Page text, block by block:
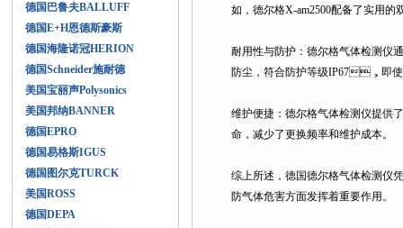
德国巴鲁夫BALLUFF
德国E+H恩德斯豪斯
德国海隆诺冠HERION
德国Schneider施耐德
美国宝丽声Polysonics
美国邦纳BANNER
德国EPRO
德国易格斯IGUS
德国图尔克TURCK
美国ROSS
德国DEPA
如，德尔格X-am2500配备了实用的
耐用性与防护：德尔格气体检测仪
防尘，符合防护等级IP67，即
维护便捷：德尔格气体检测仪提供
命，减少了更换频率和维护成本。
综上所述，德国德尔格气体检测仪
防气体危害方面发挥着重要作用。